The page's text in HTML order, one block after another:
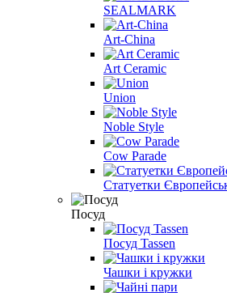
SEALMARK
Art-China
Art Ceramic
Union
Noble Style
Cow Parade
Статуетки
Посуд
Посуд Tassen
Чашки і кружки